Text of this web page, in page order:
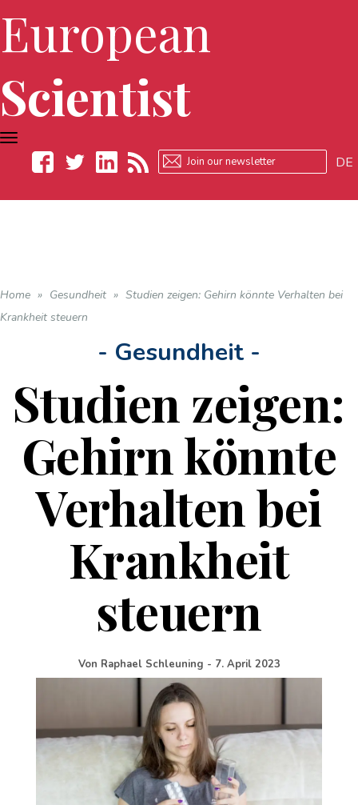
European
Scientist
DE
TOGGLE
NAVIGATION
Home » Gesundheit » Studien zeigen: Gehirn könnte Verhalten bei
Krankheit steuern
- Gesundheit -
Studien zeigen:
Gehirn könnte
Verhalten bei
Krankheit
steuern
Von Raphael Schleuning - 7. April 2023